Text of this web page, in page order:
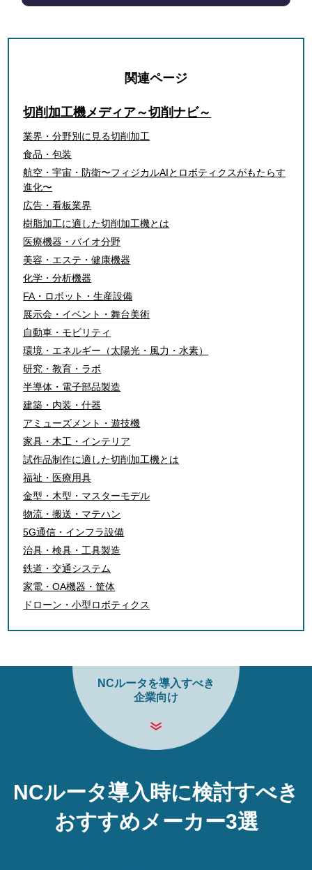
関連ページ
切削加工機メディア～切削ナビ～
業界・分野別に見る切削加工
食品・包装
航空・宇宙・防衛〜フィジカルAIとロボティクスがもたらす
進化〜
広告・看板業界
樹脂加工に適した切削加工機とは
医療機器・バイオ分野
美容・エステ・健康機器
化学・分析機器
FA・ロボット・生産設備
展示会・イベント・舞台美術
自動車・モビリティ
環境・エネルギー（太陽光・風力・水素）
研究・教育・ラボ
半導体・電子部品製造
建築・内装・什器
アミューズメント・遊技機
家具・木工・インテリア
試作品制作に適した切削加工機とは
福祉・医療用具
金型・木型・マスターモデル
物流・搬送・マテハン
5G通信・インフラ設備
治具・検具・工具製造
鉄道・交通システム
家電・OA機器・筐体
ドローン・小型ロボティクス
NCルータ導入時に検討すべき
おすすめメーカー3選